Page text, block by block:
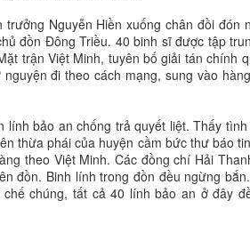
Nguyễn Hiền xuống chân đồi đón
đồn Đông Triều. 40 binh sĩ được tập
trận Việt Minh, tuyên bố giải tán chính
đi theo cách mạng, sung vào
bảo an chống trả quyết liệt. Thấy
thừa phái của huyện cầm bức thư báo
theo Việt Minh. Các đồng chí Hải
đồn. Binh lính trong đồn đều ngừng
chúng, tất cả 40 lính bảo an ở đây